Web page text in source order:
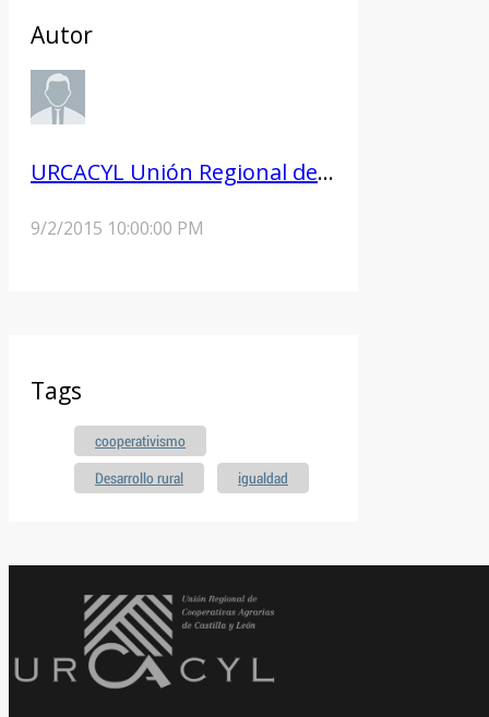
Autor
URCACYL Unión Regional de Cooperativas Agrarias de Castilla y León
9/2/2015 10:00:00 PM
Tags
cooperativismo
Desarrollo rural igualdad